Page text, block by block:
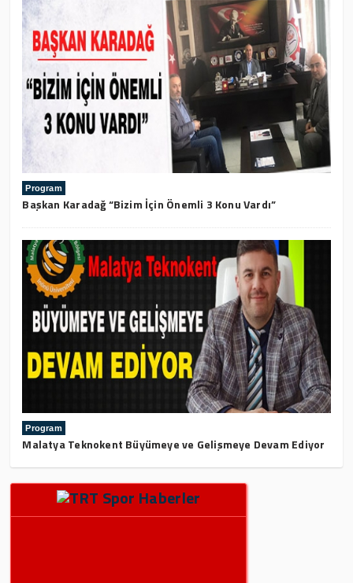
Program
Başkan Karadağ “Bizim İçin Önemli 3 Konu Vardı”
Program
Malatya Teknokent Büyümeye ve Gelişmeye Devam Ediyor